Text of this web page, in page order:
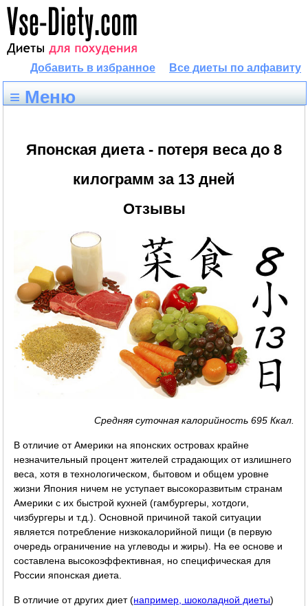
Все диеты по алфавиту
Добавить в избранное
≡ Меню
Японская диета - потеря веса до 8
килограмм за 13 дней
Отзывы
Средняя суточная калорийность 695 Ккал.
В отличие от Америки на японских островах крайне
незначительный процент жителей страдающих от излишнего
веса, хотя в технологическом, бытовом и общем уровне
жизни Япония ничем не уступает высокоразвитым странам
Америки с их быстрой кухней (гамбургеры, хотдоги,
чизбургеры и т.д.). Основной причиной такой ситуации
является потребление низкокалорийной пищи (в первую
очередь ограничение на углеводы и жиры). На ее основе и
составлена высокоэффективная, но специфическая для
России японская диета.
В отличие от других диет (например, шоколадной диеты)